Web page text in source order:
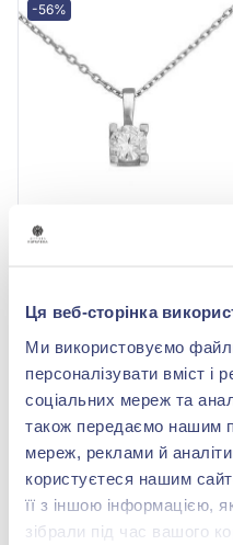
Ця веб-сторінка
Ми використовуємо
персоналізувати вміст і
соціальних мереж та
також передаємо нашим
мереж, реклами й
користуєтеся нашим
її з іншою інформацією,
зібрали під час вашого
-56%
Кольє з білого золота
11 105,95 грн
Купити
-58% Краща ціна